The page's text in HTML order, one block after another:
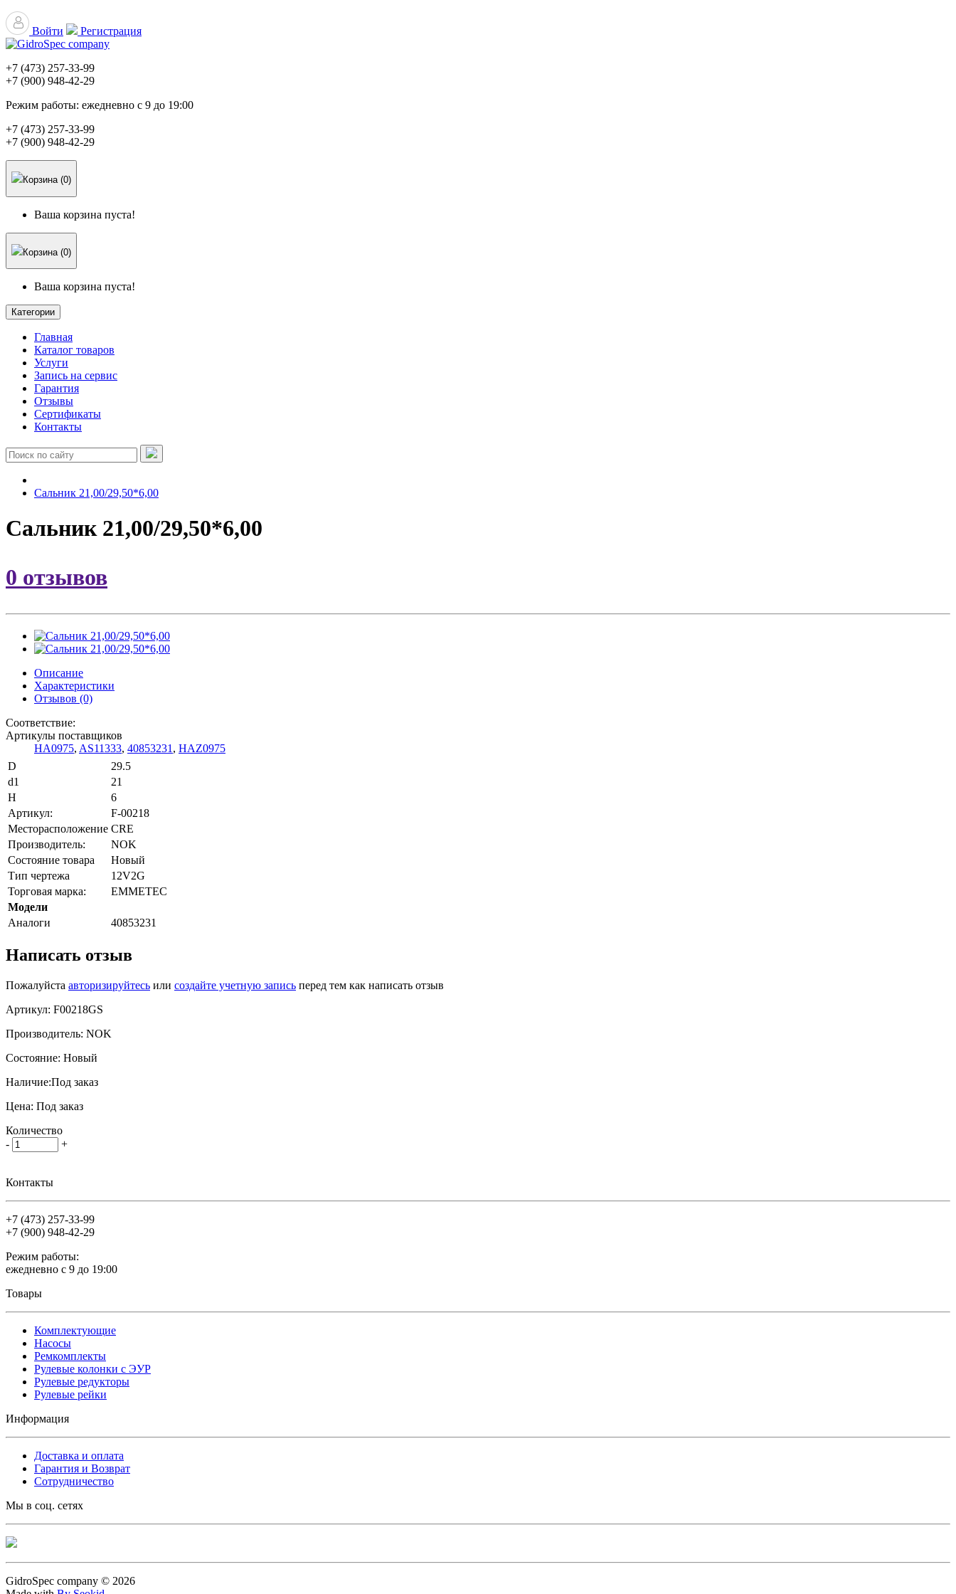
Войти Регистрация
+7 (473) 257-33-99
+7 (900) 948-42-29
Режим работы: ежедневно с 9 до 19:00
+7 (473) 257-33-99
+7 (900) 948-42-29
Корзина (0)
Ваша корзина пуста!
Корзина (0)
Ваша корзина пуста!
Категории
Главная
Каталог товаров
Услуги
Запись на сервис
Гарантия
Отзывы
Сертификаты
Контакты
Сальник 21,00/29,50*6,00
Сальник 21,00/29,50*6,00
0 отзывов
Описание
Характеристики
Отзывов (0)
Соответствие:
Артикулы поставщиков
HA0975, AS11333, 40853231 , HAZ0975
D
29.5
d1
21
H
6
Артикул:
F-00218
Месторасположение CRE
Производитель:
NOK
Состояние товара
Новый
Тип чертежа
12V2G
Торговая марка:
EMMETEC
Модели
Аналоги
40853231
Написать отзыв
Пожалуйста авторизируйтесь или создайте учетную запись перед тем как написать отзыв
Артикул: F00218GS
Производитель: NOK
Состояние: Новый
Наличие:Под заказ
Цена: Под заказ
Количество
-
+
Контакты
+7 (473) 257-33-99
+7 (900) 948-42-29
Режим работы:
ежедневно с 9 до 19:00
Товары
Комплектующие
Насосы
Ремкомплекты
Рулевые колонки с ЭУР
Рулевые редукторы
Рулевые рейки
Информация
Доставка и оплата
Гарантия и Возврат
Сотрудничество
Мы в соц. сетях
GidroSpec company © 2026